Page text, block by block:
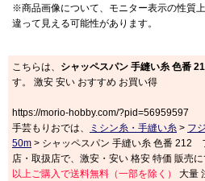
※商品画像について、モニター表示の性質
違って見える可能性があります。
こちらは、 シャッペスパン 手縫い糸 色番
す。 激安 安い おすすめ お買い得
https://morio-hobby.com/?pid=56959597
手芸もりおでは、
ミシン糸・手縫い糸 > フ
50m > シャッペスパン 手縫い糸 色番 212
店・取扱店で、激安・安い 格安 特価 販売に
以上ご購入で送料無料（一部を除く）
大量